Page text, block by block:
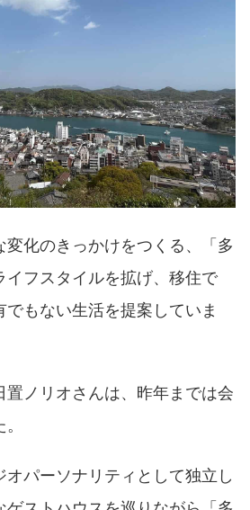
変化のきっかけをつくる、「多
イフスタイルを拡げ、移住で
でもない生活を提案していま
置ノリオさんは、昨年までは会
オパーソナリティとして独立し